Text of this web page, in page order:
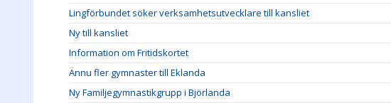
Lingförbundet söker verksamhetsutvecklare till kansliet
Ny till kansliet
Information om Fritidskortet
Ännu fler gymnaster till Eklanda
Ny Familjegymnastikgrupp i Björlanda